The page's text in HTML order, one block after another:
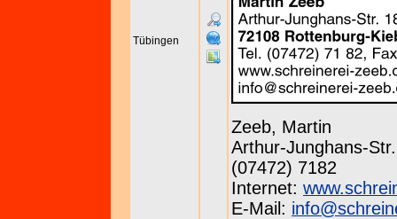
Tübingen
Zeeb, Martin
Arthur-Junghans-
(07472) 7182
Internet:
E-Mail: